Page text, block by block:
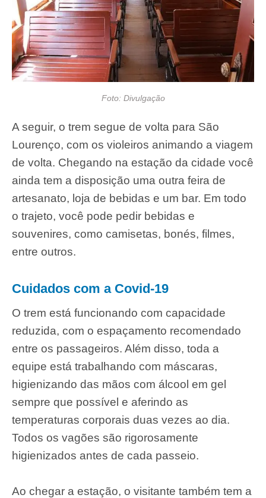
Foto: Divulgação
A seguir, o trem segue de volta para São
Lourenço, com os violeiros animando a viagem
de volta. Chegando na estação da cidade você
ainda tem a disposição uma outra feira de
artesanato, loja de bebidas e um bar. Em todo
o trajeto, você pode pedir bebidas e
souvenires, como camisetas, bonés, filmes,
entre outros.
Cuidados com a Covid-19
O trem está funcionando com capacidade
reduzida, com o espaçamento recomendado
entre os passageiros. Além disso, toda a
equipe está trabalhando com máscaras,
higienizando das mãos com álcool em gel
sempre que possível e aferindo as
temperaturas corporais duas vezes ao dia.
Todos os vagões são rigorosamente
higienizados antes de cada passeio.
Ao chegar a estação, o visitante também tem a